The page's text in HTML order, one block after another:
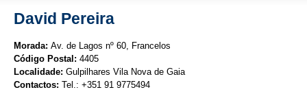
David Pereira
Morada: Av. de Lagos nº 60, Francelos
Código Postal: 4405
Localidade: Gulpilhares Vila Nova de Gaia
Contactos: Tel.: +351 91 9775494